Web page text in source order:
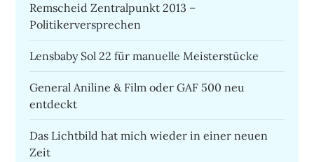
Remscheid Zentralpunkt 2013 –
Politikerversprechen
Lensbaby Sol 22 für manuelle Meisterstücke
General Aniline & Film oder GAF 500 neu
entdeckt
Das Lichtbild hat mich wieder in einer neuen
Zeit